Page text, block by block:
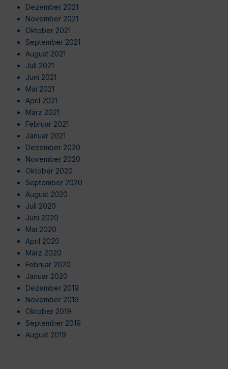
Dezember 2021
November 2021
Oktober 2021
September 2021
August 2021
Juli 2021
Juni 2021
Mai 2021
April 2021
März 2021
Februar 2021
Januar 2021
Dezember 2020
November 2020
Oktober 2020
September 2020
August 2020
Juli 2020
Juni 2020
Mai 2020
April 2020
März 2020
Februar 2020
Januar 2020
Dezember 2019
November 2019
Oktober 2019
September 2019
August 2019